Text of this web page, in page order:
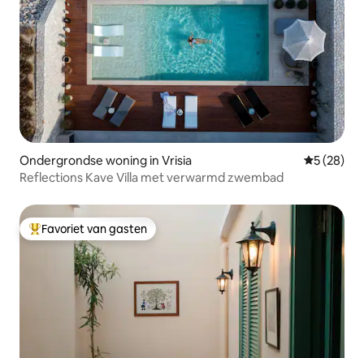
Ondergrondse woning in Vrisia
5 (28)
Reflections Kave Villa met verwarmd zwembad
Topfavoriet van gasten
Favoriet van gasten